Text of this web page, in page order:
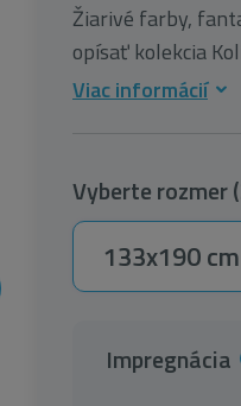
Žiarivé farby,
opísať kolekcia
Viac informácií
Vyberte rozmer
133x190 cm
Impregnácia